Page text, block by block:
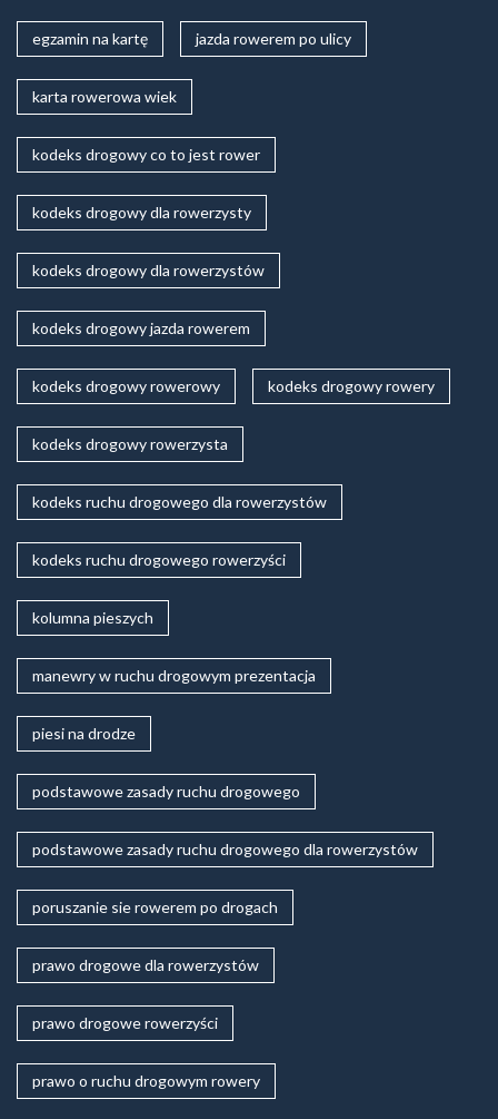
egzamin na kartę jazda rowerem po ulicy
karta rowerowa wiek
kodeks drogowy co to jest rower
kodeks drogowy dla rowerzysty
kodeks drogowy dla rowerzystów
kodeks drogowy jazda rowerem
kodeks drogowy rowerowy kodeks drogowy rowery
kodeks drogowy rowerzysta
kodeks ruchu drogowego dla rowerzystów
kodeks ruchu drogowego rowerzyści
kolumna pieszych
manewry w ruchu drogowym prezentacja
piesi na drodze
podstawowe zasady ruchu drogowego
podstawowe zasady ruchu drogowego dla rowerzystów
poruszanie sie rowerem po drogach
prawo drogowe dla rowerzystów
prawo drogowe rowerzyści
prawo o ruchu drogowym rowery